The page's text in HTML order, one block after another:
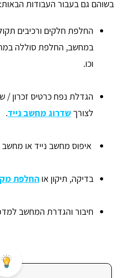
בשוהם גם בעבור העבודות הבאות:
החלפת חלקים ורכיבים
במחשב, החלפת סוללה
וכו.
הגדלת נפח כרטיס זכרון
לצורך שדרוג מחשב נייד.
איפוס מחשב נייד או מחשב
בדיקה, תיקון או החלפת
חיבור והגדרת המחשב